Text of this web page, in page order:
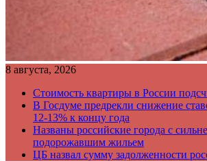
8 августа, 2026
Стоимость квартиры в России
В Госдуме предрекли снижение
12-13% к концу года
Названы российские города с
подорожавшим жильем
ЦБ назвал сумму задолженности